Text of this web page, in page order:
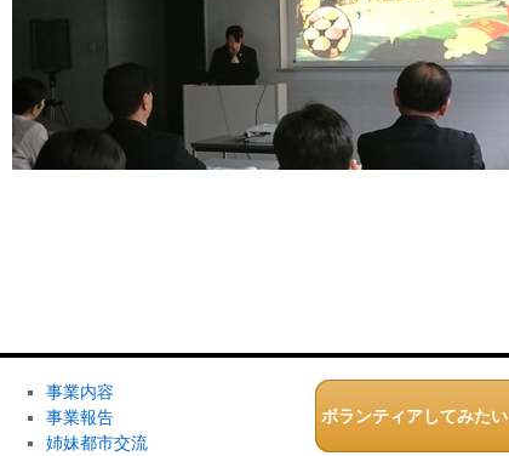
事業内容
事業報告
姉妹都市交流
ボランティアしてみたい